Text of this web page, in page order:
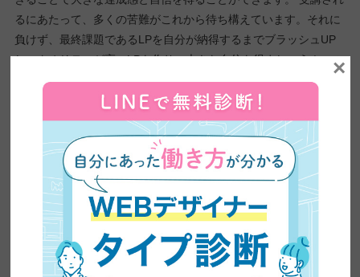
③特に印象に残っている思い出があれば教えて
ください。
デザインする力、細部までこだわるという妥協しない心、ベスト
オブで5位に入賞することができたこと。 色々と企画を実施した
際、受講メンバーから『色々と企画してくれて、ありがとう』と
言われた時
④今後、中級編の受講を検討されている方にメ
ッセージをお願いします。
掛け替えのない経験ができると思います。 デザイン力だけでな
×